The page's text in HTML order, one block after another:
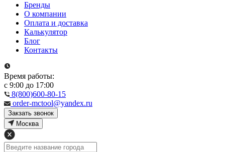
Бренды
О компании
Оплата и доставка
Калькулятор
Блог
Контакты
Время работы:
с 9:00 до 17:00
8(800)600-80-15
order-mctool@yandex.ru
Закзать звонок
Москва